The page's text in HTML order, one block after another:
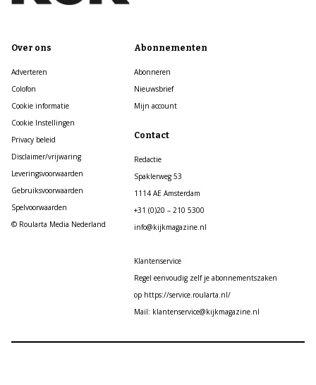
Over ons
Adverteren
Colofon
Cookie informatie
Cookie Instellingen
Privacy beleid
Disclaimer/vrijwaring
Leveringsvoorwaarden
Gebruiksvoorwaarden
Spelvoorwaarden
© Roularta Media Nederland
Abonnementen
Abonneren
Nieuwsbrief
Mijn account
Contact
Redactie
Spaklerweg 53
1114 AE Amsterdam
+31 (0)20 – 210 5300
info@kijkmagazine.nl
Klantenservice
Regel eenvoudig zelf je abonnementszaken
op https://service.roularta.nl/
Mail: klantenservice@kijkmagazine.nl